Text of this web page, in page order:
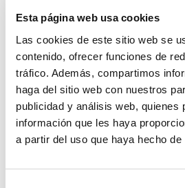
Esta página web usa cookies
Las cookies de este sitio web se
contenido, ofrecer funciones de
tráfico. Además, compartimos
haga del sitio web con nuestros
publicidad y análisis web, quienes
información que les haya
a partir del uso que haya hecho
¿QUIERES
INSCRIBIRTE?
Rellena el
formulario con
tus datos.
Realiza el pago
mediante
bancaria.